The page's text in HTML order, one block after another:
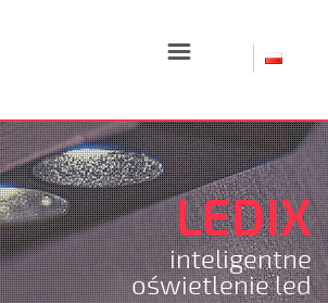
☰
LEDIX
inteligentne
oświetlenie led